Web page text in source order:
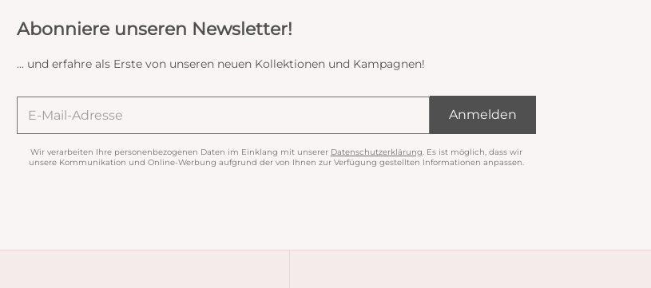
Abonniere unseren Newsletter!
... und erfahre als Erste von unseren neuen Kollektionen und Kampagnen!
Wir verarbeiten Ihre personenbezogenen Daten im Einklang mit unserer Datenschutzerklärung . Es ist möglich, dass wir
unsere Kommunikation und Online-Werbung aufgrund der von Ihnen zur Verfügung gestellten Informationen anpassen.
Anmelden